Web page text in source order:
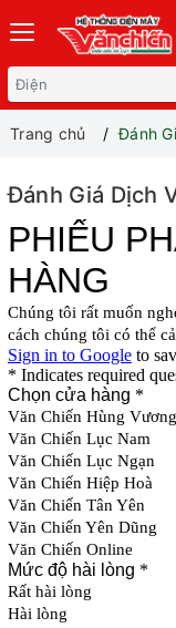
Trang chủ Đánh
Đánh Giá Dịch